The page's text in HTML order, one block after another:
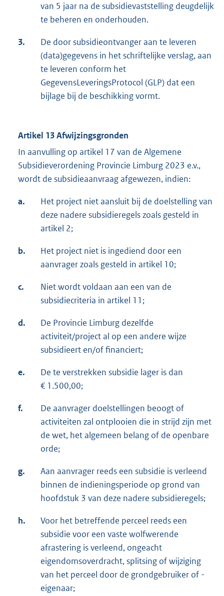
van 5 jaar na de subsidievaststelling deugdelijk
te beheren en onderhouden.
3.
De door subsidieontvanger aan te leveren
(data)gegevens in het schriftelijke verslag, aan
te leveren conform het
GegevensLeveringsProtocol (GLP) dat een
bijlage bij de beschikking vormt.
Artikel 13 Afwijzingsgronden
In aanvulling op artikel 17 van de Algemene
Subsidieverordening Provincie Limburg 2023 e.v.,
wordt de subsidieaanvraag afgewezen, indien:
a.
Het project niet aansluit bij de doelstelling van
deze nadere subsidieregels zoals gesteld in
artikel 2;
b.
Het project niet is ingediend door een
aanvrager zoals gesteld in artikel 10;
c.
Niet wordt voldaan aan een van de
subsidiecriteria in artikel 11;
d.
De Provincie Limburg dezelfde
activiteit/project al op een andere wijze
subsidieert en/of financiert;
e.
De te verstrekken subsidie lager is dan
€ 1.500,00;
f.
De aanvrager doelstellingen beoogt of
activiteiten zal ontplooien die in strijd zijn met
de wet, het algemeen belang of de openbare
orde;
g.
Aan aanvrager reeds een subsidie is verleend
binnen de indieningsperiode op grond van
hoofdstuk 3 van deze nadere subsidieregels;
h.
Voor het betreffende perceel reeds een
subsidie voor een vaste wolfwerende
afrastering is verleend, ongeacht
eigendomsoverdracht, splitsing of wijziging
van het perceel door de grondgebruiker of -
eigenaar;